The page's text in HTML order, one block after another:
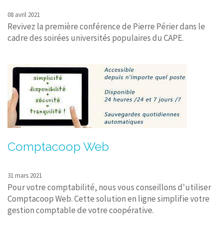
08 avril 2021
Revivez la première conférence de Pierre Périer dans le
cadre des soirées universités populaires du CAPE.
Comptacoop Web
31 mars 2021
Pour votre comptabilité, nous vous conseillons d'utiliser
Comptacoop Web. Cette solution en ligne simplifie votre
gestion comptable de votre coopérative.